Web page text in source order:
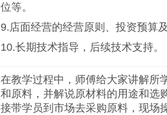
位等。
9.店面经营的经营原则、投资预算
10.长期技术指导，后续技术支持。
在教学过程中，师傅给大家讲解所
和原料，并解说原材料的用途和选
接带学员到市场去采购原料，现场